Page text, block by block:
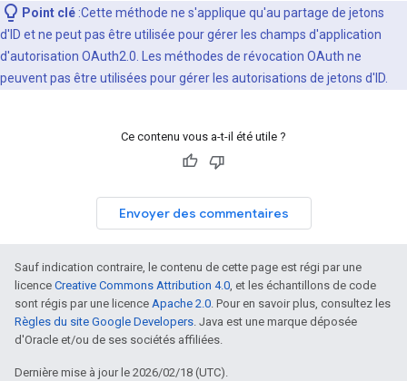
Point clé :Cette méthode ne s'applique qu'au partage de jetons
d'ID et ne peut pas être utilisée pour gérer les champs d'application
d'autorisation OAuth2.0. Les méthodes de révocation OAuth ne
peuvent pas être utilisées pour gérer les autorisations de jetons d'ID.
Ce contenu vous a-t-il été utile ?
Envoyer des commentaires
Sauf indication contraire, le contenu de cette page est régi par une
licence Creative Commons Attribution 4.0, et les échantillons de code
sont régis par une licence Apache 2.0. Pour en savoir plus, consultez les
Règles du site Google Developers. Java est une marque déposée
d'Oracle et/ou de ses sociétés affiliées.
Dernière mise à jour le 2026/02/18 (UTC).